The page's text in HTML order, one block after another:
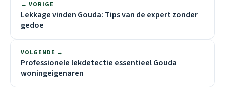
← VORIGE
Lekkage vinden Gouda: Tips van de expert zonder
gedoe
VOLGENDE →
Professionele lekdetectie essentieel Gouda
woningeigenaren